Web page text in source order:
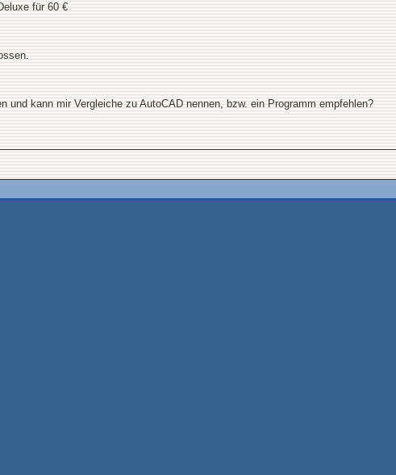
für 60 €
und kann mir Vergleiche zu AutoCAD nennen, bzw. ein Programm empfehlen?